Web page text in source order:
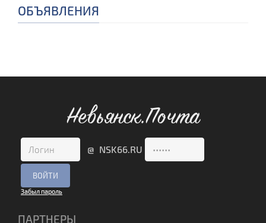
ОБЪЯВЛЕНИЯ
Невьянск.Почта
@ NSK66.RU
Забыл пароль
ПАРТНЕРЫ